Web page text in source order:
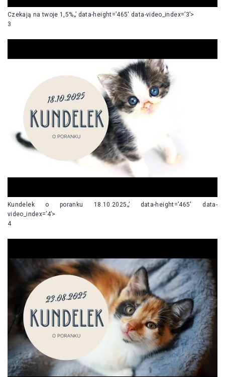
Czekają na twoje 1,5%„’ data-height=’465′ data-video_index=’3’>
3
Kundelek o poranku 18.10.2025„’ data-height=’465′ data-
video_index=’4’>
4